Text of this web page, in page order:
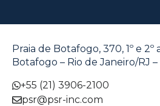
Praia de Botafogo, 370, 1º e
Botafogo – Rio de Janeiro/RJ –
+55 (21) 3906-2100
psr@psr-inc.com